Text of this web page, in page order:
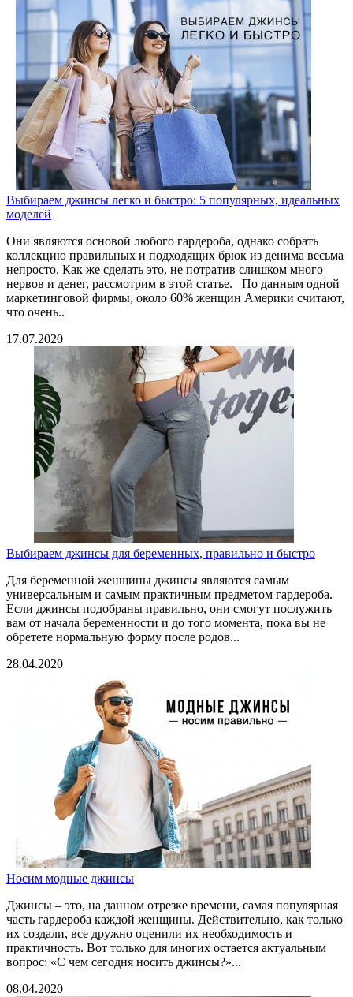
Выбираем джинсы легко и быстро: 5 популярных, идеальных
моделей
Они являются основой любого гардероба, однако собрать
коллекцию правильных и подходящих брюк из денима весьма
непросто. Как же сделать это, не потратив слишком много
нервов и денег, рассмотрим в этой статье. По данным одной
маркетинговой фирмы, около 60% женщин Америки считают,
что очень..
17.07.2020
Выбираем джинсы для беременных, правильно и быстро
Для беременной женщины джинсы являются самым
универсальным и самым практичным предметом гардероба.
Если джинсы подобраны правильно, они смогут послужить
вам от начала беременности и до того момента, пока вы не
обретете нормальную форму после родов...
28.04.2020
Носим модные джинсы
Джинсы – это, на данном отрезке времени, самая популярная
часть гардероба каждой женщины. Действительно, как только
их создали, все дружно оценили их необходимость и
практичность. Вот только для многих остается актуальным
вопрос: «С чем сегодня носить джинсы?»...
08.04.2020